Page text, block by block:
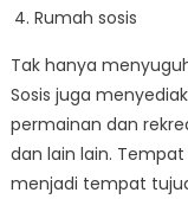
Rumah sosis
Tak hanya
Sosis juga
permainan dan
dan lain lain.
menjadi tempat